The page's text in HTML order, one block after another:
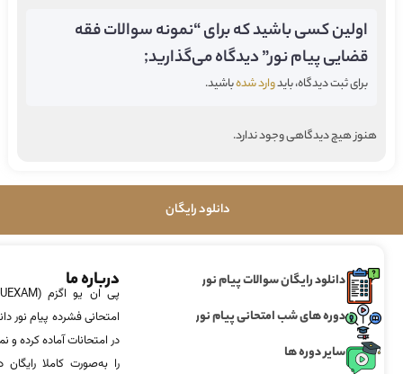
اولین کسی باشید که برای “نمونه سوالات فقه
قضایی پیام نور” دیدگاه می‌گذارید;
برای ثبت دیدگاه، بایدوارد شدهباشید.
هنوز هیچ دیدگاهی وجود ندارد.
دانلود رایگان
دانلود رایگان سوالات پیام نور
دوره های شب امتحانی پیام نور
سایر دوره ها
درباره ما
امتحانی فشرده پیام نور
در امتحانات آماده‌ کرده
را به‌صورت کاملا